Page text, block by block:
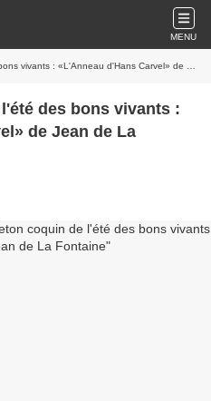
MENU
: «L'Anneau d'Hans Carvel» de Jean de La Fontaine
des bons vivants :
de Jean de La